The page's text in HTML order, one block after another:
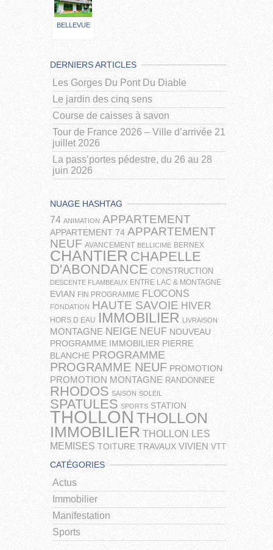
BELLEVUE
DERNIERS ARTICLES
Les Gorges Du Pont Du Diable
Le jardin des cinq sens
Course de caisses à savon
Tour de France 2026 – Ville d’arrivée 21
juillet 2026
La pass’portes pédestre, du 26 au 28
juin 2026
NUAGE HASHTAG
74 ANIMATION APPARTEMENT
APPARTEMENT 74 APPARTEMENT
NEUF AVANCEMENT BELLICIME BERNEX
CHANTIER CHAPELLE
D'ABONDANCE CONSTRUCTION
DESCENTE FLAMBEAUX ENTRE LAC & MONTAGNE
EVIAN FIN PROGRAMME FLOCONS
FONDATION HAUTE SAVOIE HIVER
HORS D EAU IMMOBILIER LIVRAISON
MONTAGNE NEIGE NEUF NOUVEAU
PROGRAMME IMMOBILIER PIERRE
BLANCHE PROGRAMME
PROGRAMME NEUF PROMOTION
PROMOTION MONTAGNE RANDONNEE
RHODOS SAISON SOLEIL
SPATULES SPORTS STATION
THOLLON THOLLON
IMMOBILIER THOLLON LES
MEMISES TOITURE TRAVAUX VIVIEN VTT
CATÉGORIES
Actus
Immobilier
Manifestation
Sports